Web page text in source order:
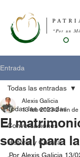
Entrada
Todas las entradas
Conversaciones
Historia y Cultura
Todas las entradas
El
social para
Alexis Galicia
13 feb 2023 2 min de
Por Alexis Galicia 13/